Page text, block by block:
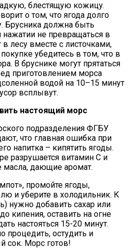
блестящую кожицу.
о том, что ягода долго
Брусника должна быть
нажатии не превращаться в
лесу вместе с листочками,
убедитесь в том, что в
В бруснике могут прятаться
приготовлением морса
водой на 10–15 минут
всплывут.
настоящий морс
подразделения ФГБУ
что главная ошибка при
напитка – кипятить ягоды.
разрушается витамин С и
масла, дающие аромат.
промойте ягоды,
и уберите в холодильник. К
нужно добавить сахар или
кипения, оставить на огне
настояться 15-20 минут.
процедить, остудить и
сок. Морс готов!